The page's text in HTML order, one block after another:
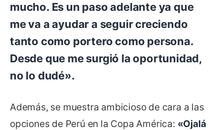
mucho. Es un paso adelante ya que
me va a ayudar a seguir creciendo
tanto como portero como persona.
Desde que me surgió la oportunidad,
no lo dudé».
Además, se muestra ambicioso de cara a las
opciones de Perú en la Copa América: «Ojalá